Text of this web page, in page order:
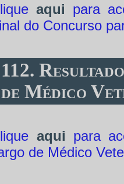
aqui para
do Concurso
112.
de Médico
aqui para
de Médico